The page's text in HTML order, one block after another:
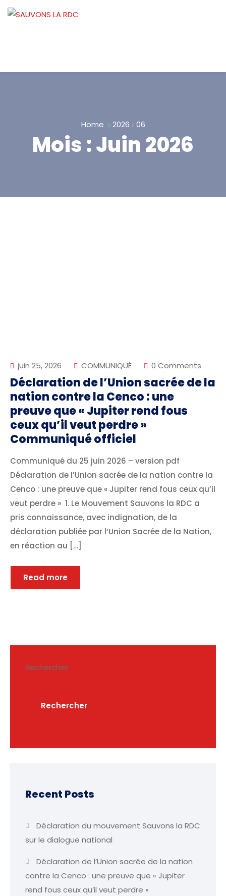
Home 2026 06
Mois :Juin 2026
juin 25, 2026 COMMUNIQUÉ 0 Comments
Déclaration de l’Union sacrée de la
nation contre la Cenco : une
preuve que « Jupiter rend fous
ceux qu’il veut perdre »
Communiqué officiel
Communiqué du 25 juin 2026 – version pdf
Déclaration de l’Union sacrée de la nation contre la
Cenco : une preuve que « Jupiter rend fous ceux qu’il
veut perdre » 1. Le Mouvement Sauvons la RDC a
pris connaissance, avec indignation, de la
déclaration publiée par l’Union Sacrée de la Nation,
en réaction au […]
Read more
Rechercher
Rechercher
Recent Posts
Déclaration du mouvement Sauvons la RDC
sur le dialogue national
Déclaration de l’Union sacrée de la nation
contre la Cenco : une preuve que « Jupiter
rend fous ceux qu’il veut perdre »